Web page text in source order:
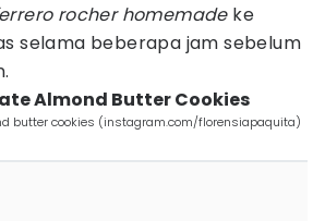
rocher homemadeke
selama beberapa jam sebelum
Almond Butter Cookies
butter cookies (instagram.com/florensiapaquita)